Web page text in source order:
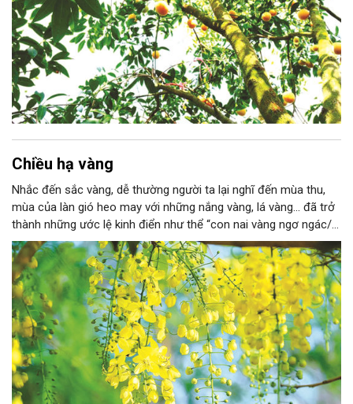
Chiều hạ vàng
Nhắc đến sắc vàng, dễ thường người ta lại nghĩ đến mùa thu,
mùa của làn gió heo may với những nắng vàng, lá vàng... đã trở
thành những ước lệ kinh điển như thể “con nai vàng ngơ ngác/
Đạp trên lá vàng khô” (Lưu Trọng Lư), “Ô! hay buồn vương cây
ngô đồng/ Vàng rơi, vàng rơi thu mênh mông” (Bích Khê)…